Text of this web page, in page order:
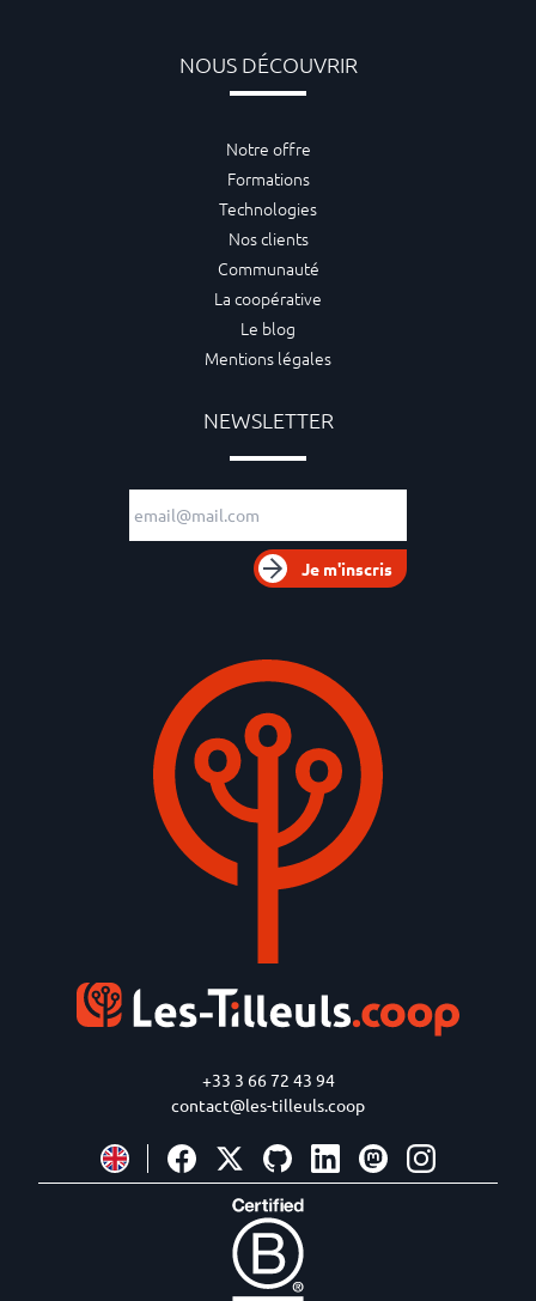
+33 3 66 72 43 94
contact@les-tilleuls.coop
NOUS DÉCOUVRIR
Notre offre
Formations
Technologies
Nos clients
Communauté
La coopérative
Le blog
Mentions légales
NEWSLETTER
Adresse e-mail
Je m'inscris